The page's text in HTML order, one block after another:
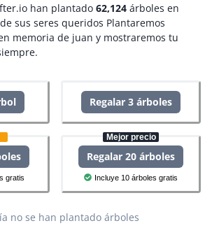
han plantado 62,124 árboles en
sus seres queridos Plantaremos
memoria de juan y mostraremos tu
Regalar 3 árboles
gratis
Mejor precio
Regalar 20 árboles
Incluye 10 árboles gratis
no se han plantado árboles